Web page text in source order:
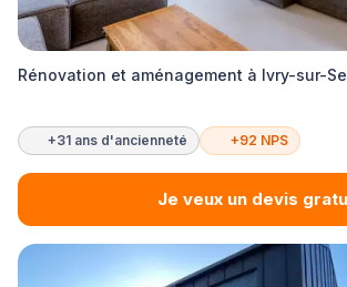
Rénovation et aménagement à Ivry-sur-
+31 ans d'ancienneté +92 NPS
Je veux un devis